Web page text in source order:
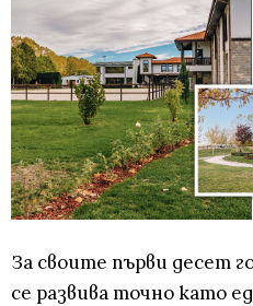
За своите първи десет
се развива точно като